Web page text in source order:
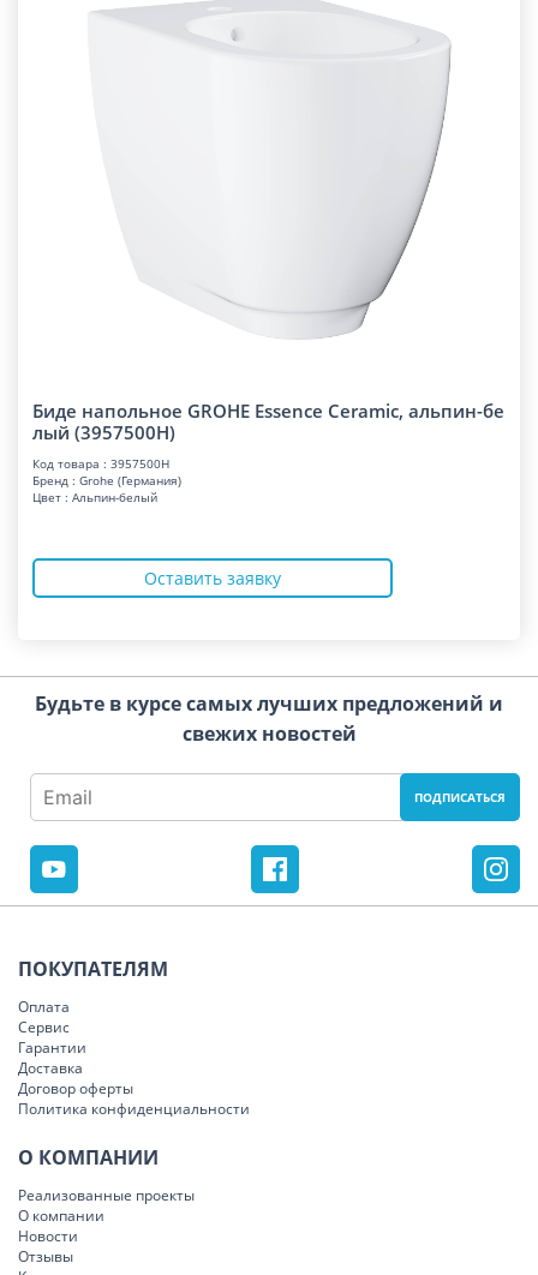
Биде напольное GROHE Essence Ceramic, альпин-бе
лый (3957500H)
Код товара : 3957500H
Бренд : Grohe (Германия)
Цвет : Альпин-белый
Оставить заявку
Будьте в курсе самых лучших предложений и
свежих новостей
ПОКУПАТЕЛЯМ
Оплата
Сервис
Гарантии
Доставка
Договор оферты
Политика конфиденциальности
О КОМПАНИИ
Реализованные проекты
О компании
Новости
Отзывы